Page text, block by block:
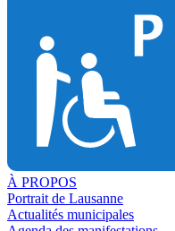
À PROPOS
Portrait de Lausanne
Actualités municipales